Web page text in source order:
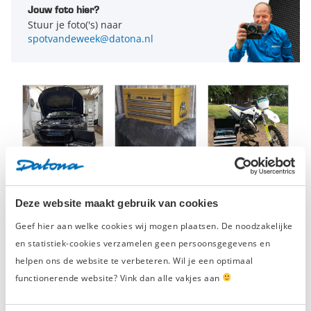
Deze website maakt gebruik van cookies
Geef hier aan welke cookies wij mogen plaatsen. De noodzakelijke
en statistiek-cookies verzamelen geen persoonsgegevens en
helpen ons de website te verbeteren. Wil je een optimaal
functionerende website? Vink dan alle vakjes aan
Cardangewricht
1/4" doppen zeskant
: 4, 4.5, 5, 5.5, 6, 7, 8, 9, 10, 11, 12
en 13 mm
: 14, 15, 16, 17, 18, 19, 20, 21, 21,
1/4" lange doppen: 5, 6, 7, 8, 9, 10, 11, 12 en 13 mm
1/2" lange doppen: 14, 15, 17, 19 mm
Bougiedoppen : 16, 21 mm
bitje adapter
: 3/8“
Gereedschaps set:
Waterpas
Stanleymes
Verstelbare moersleutel
Kniptang
Waterpomptang
Jouw foto hier?
Stuur je foto('s) naar
spotvandeweek@datona.nl